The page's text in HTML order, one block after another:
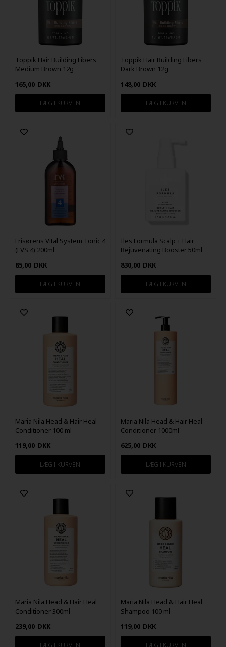
Toppik Hair Building Fibers
Medium Brown 12g
165,00 DKK
Toppik Hair Building Fibers
Dark Brown 12g
148,00 DKK
Frisørens Vital System Tonic 4
(FVS 4) 200ml
85,00 DKK
Iles Formula Scalp + Hair
Rejuvenating Booster 50ml
830,00 DKK
Maria Nila Head & Hair Heal
Conditioner 100 ml
119,00 DKK
Maria Nila Head & Hair Heal
Conditioner 1000ml
625,00 DKK
Maria Nila Head & Hair Heal
Conditioner 300ml
239,00 DKK
Maria Nila Head & Hair Heal
Shampoo 100 ml
119,00 DKK